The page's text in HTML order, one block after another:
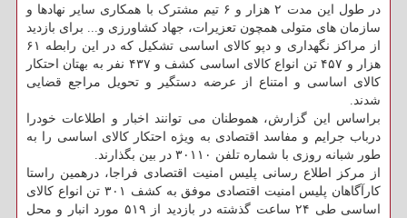
در طول این مدت ۲ هزار و ۶ تیم مشترک با همکاری سایر نهادها و
سازمان های متولی همچون تعزیرات، جهاد کشاورزی و... برای بازدید
از مراکز نگهداری و دپو کالای اساسی تشکیل که در این رابطه ۶۱
هزار و ۴۵۷ تن انواع کالای اساسی کشف و ۴۳۷ نفر به بهتان احتکار
کالای اساسی و امتناع از عرضه دستگیر و تحویل مراجع قضایی
شدند.
براساس این گزارش، هموطنان می توانند اخبار و اطلاعات خودرا
درباب جرایم و مفاسد اقتصادی به ویژه احتکار کالای اساسی را به
طور شبانه روزی با شماره تلفن ۳۰۱۱۰ در بین بگذارند.
از مرکز اطلاع رسانی پلیس امنیت اقتصادی فراجا، درهمین راستا
کارآگاهان پلیس امنیت اقتصادی موفق به کشف ۳۰۱ تن انواع کالای
اساسی طی ۲۴ ساعت گذشته در بازدید از ۵۱۹ مورد انبار و محل